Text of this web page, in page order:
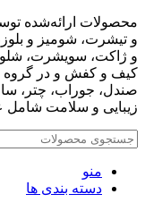
محصولات ارائه‌شده
و تیشرت، شومیز و
و ژاکت، سویشرت،
کیف و کفش و در گروه
صندل، جوراب، چتر،
زیبایی و سلامت شامل
منو
دسته بندی ها